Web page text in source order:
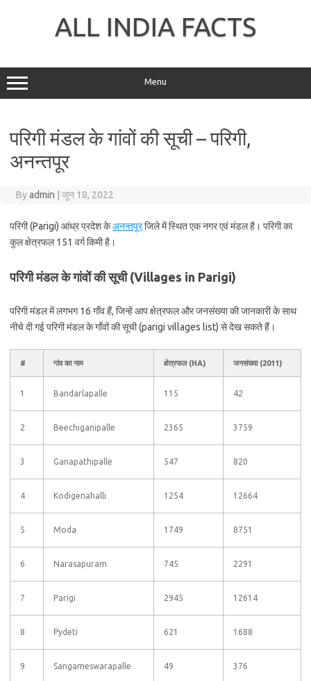
ALL INDIA FACTS
Menu
परिगी मंडल के गांवों की सूची – परिगी,
अनन्तपूर
Byadmin जून 18, 2022
परिगी (Parigi) आंध्र प्रदेश केअनन्तपूरजिले में स्थित एक नगर एवं मंडल है। परिगी का
कुल क्षेत्रफल 151 वर्ग किमी है।
परिगी मंडल के गांवों की सूची (Villages in Parigi)
परिगी मंडल में लगभग 16 गाँव हैं, जिन्हें आप क्षेत्रफल और जनसंख्या की जानकारी के साथ
नीचे दी गई परिगी मंडल के गाँवों की सूची (parigi villages list) से देख सकते हैं।
# गांव का नाम क्षेत्रफल (HA) जनसंख्या (2011)
1 Bandarlapalle 115 42
2 Beechiganipalle 2365 3759
3 Ganapathipalle 547 820
4 Kodigenahalli 1254 12664
5 Moda 1749 8751
6 Narasapuram 745 2291
7 Parigi 2945 12614
8 Pydeti 621 1688
9 Sangameswarapalle 49 376